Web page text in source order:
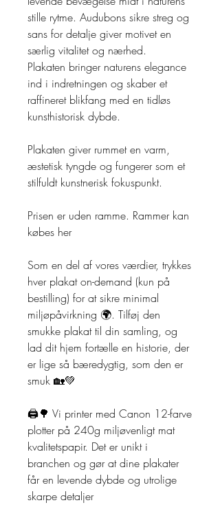
stille rytme. Audubons sikre streg og
sans for detalje giver motivet en
særlig vitalitet og nærhed.
Plakaten bringer naturens elegance
ind i indretningen og skaber et
raffineret blikfang med en tidløs
kunsthistorisk dybde.
Plakaten giver rummet en varm,
æstetisk tyngde og fungerer som et
stilfuldt kunstnerisk fokuspunkt.
Prisen er uden ramme. Rammer kan
købes her
Som en del af vores værdier, trykkes
hver plakat on-demand (kun på
bestilling) for at sikre minimal
miljøpåvirkning 🌍. Tilføj den
smukke plakat til din samling, og
lad dit hjem fortælle en historie, der
er lige så bæredygtig, som den er
smuk 🏡💚
🖨️🌳 Vi printer med Canon 12-farve
plotter på 240g miljøvenligt mat
kvalitetspapir. Det er unikt i
branchen og gør at dine plakater
får en levende dybde og utrolige
skarpe detaljer